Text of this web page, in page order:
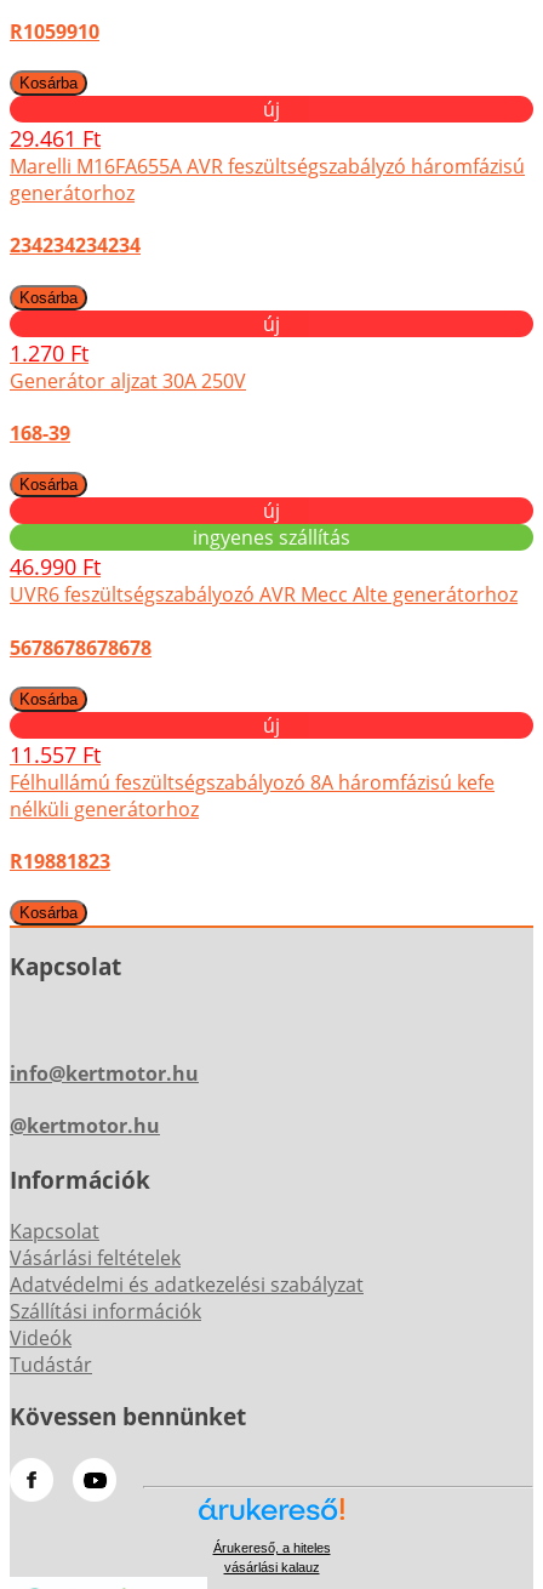
R1059910
új
29.461 Ft
Marelli M16FA655A AVR feszültségszabályzó háromfázisú
generátorhoz
234234234234
új
1.270 Ft
Generátor aljzat 30A 250V
168-39
új
ingyenes szállítás
46.990 Ft
UVR6 feszültségszabályozó AVR Mecc Alte generátorhoz
5678678678678
új
11.557 Ft
Félhullámú feszültségszabályozó 8A háromfázisú kefe
nélküli generátorhoz
R19881823
Kapcsolat
info@kertmotor.hu
@kertmotor.hu
Információk
Kapcsolat
Vásárlási feltételek
Adatvédelmi és adatkezelési szabályzat
Szállítási információk
Videók
Tudástár
Kövessen bennünket
Árukereső, a hiteles
vásárlási kalauz